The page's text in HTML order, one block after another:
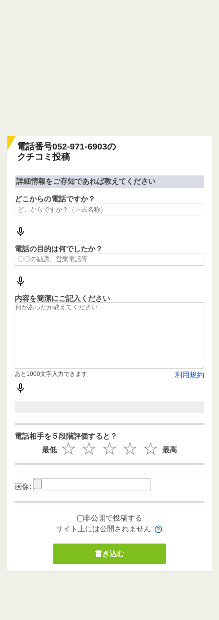
電話番号052-971-6903の
クチコミ投稿
詳細情報をご存知であれば教えてください
どこからの電話ですか？
電話の目的は何でしたか？
内容を簡潔にご記入ください
利用規約
あと1000文字入力できます
電話相手を５段階評価すると？
最低
最高
画像:
非公開で投稿する
サイト上には公開されません